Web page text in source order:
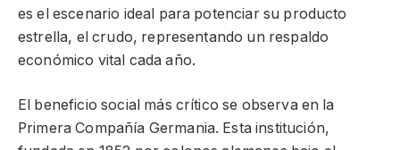
es el escenario ideal para potenciar su producto
estrella, el crudo, representando un respaldo
económico vital cada año.
El beneficio social más crítico se observa en la
Primera Compañía Germania. Esta institución,